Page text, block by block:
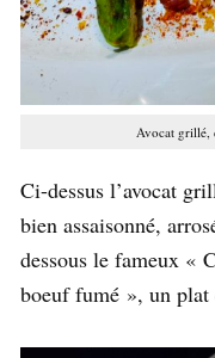
Avocat grillé,
Ci-dessus l’avocat
bien assaisonné,
dessous le fameux «
boeuf fumé », un